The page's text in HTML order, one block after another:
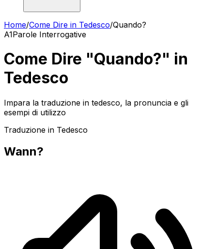
Home/Come Dire in Tedesco/Quando?
A1Parole Interrogative
Come Dire "Quando?" in
Tedesco
Impara la traduzione in tedesco, la pronuncia e gli
esempi di utilizzo
Traduzione in Tedesco
Wann?